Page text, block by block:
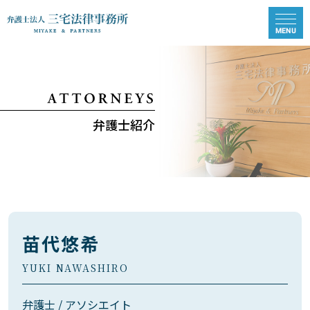
弁護士紹介
苗代悠希
YUKI NAWASHIRO
弁護士 / アソシエイト